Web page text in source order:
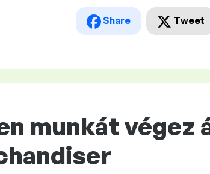
Share Tweet
munkát végez